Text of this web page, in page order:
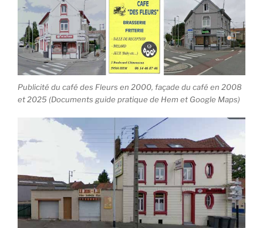
Publicité du café des Fleurs en 2000, façade du café en 2008
et 2025 (Documents guide pratique de Hem et Google Maps)